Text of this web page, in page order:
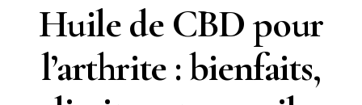
Huile de CBD pour
l’arthrite : bienfaits,